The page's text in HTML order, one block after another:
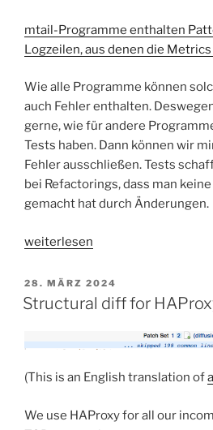
mtail-Programme enthalten
Logzeilen, aus denen die
Wie alle Programme können
auch Fehler enthalten.
gerne, wie für andere
Tests haben. Dann können wir
Fehler ausschließen. Tests
bei Refactorings, dass man
gemacht hat durch Änderungen.
„mtail
mit
Golden
weiterlesen
VERÖFFENTLICHT
AM
28. MÄRZ 2024
Structural diff for
(This is an English translation of
We use HAProxy for all our